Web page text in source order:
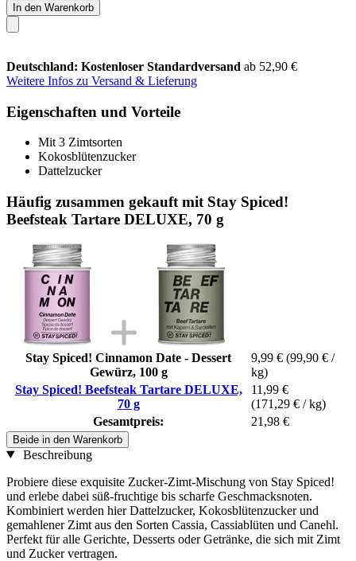
In den Warenkorb
Deutschland: Kostenloser Standardversand ab 52,90 €
Weitere Infos zu Versand & Lieferung
Eigenschaften und Vorteile
Mit 3 Zimtsorten
Kokosblütenzucker
Dattelzucker
Häufig zusammen gekauft mit Stay Spiced!
Beefsteak Tartare DELUXE, 70 g
Stay Spiced! Cinnamon Date - Dessert
Gewürz, 100 g
9,99 € (99,90 € /
kg)
Stay Spiced! Beefsteak Tartare DELUXE,
70 g
11,99 €
(171,29 € / kg)
Gesamtpreis:
21,98 €
Beide in den Warenkorb
Beschreibung
Probiere diese exquisite Zucker-Zimt-Mischung von Stay Spiced!
und erlebe dabei süß-fruchtige bis scharfe Geschmacksnoten.
Kombiniert werden hier Dattelzucker, Kokosblütenzucker und
gemahlener Zimt aus den Sorten Cassia, Cassiablüten und Canehl.
Perfekt für alle Gerichte, Desserts oder Getränke, die sich mit Zimt
und Zucker vertragen.